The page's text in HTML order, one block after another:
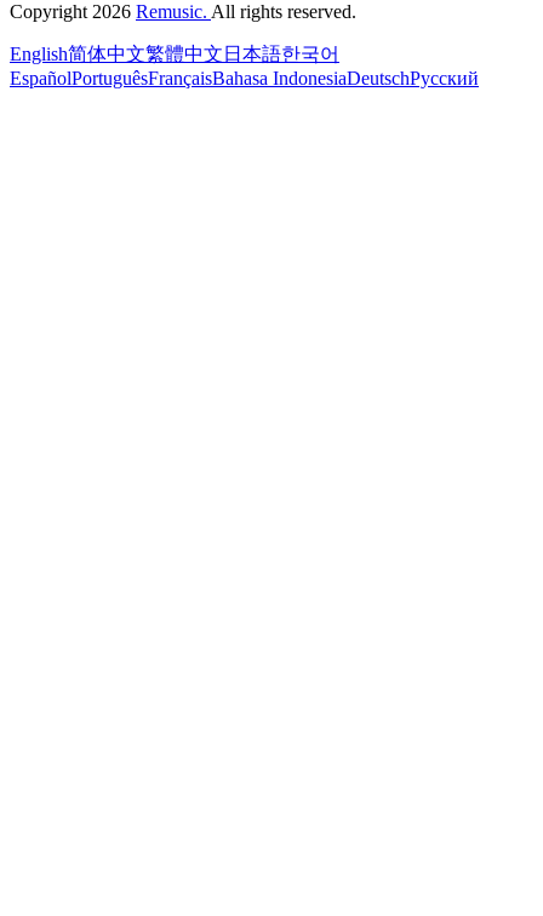
Copyright 2026 Remusic. All rights reserved.
English简体中文繁體中文 日本語한국어
EspañolPortuguêsFrançaisBahasa IndonesiaDeutschРусский